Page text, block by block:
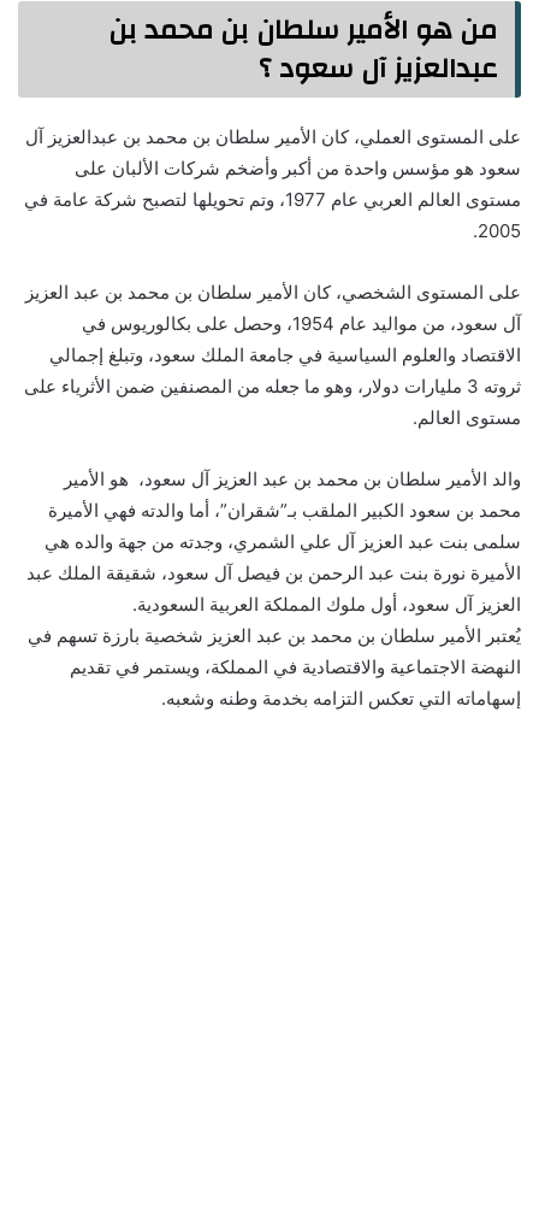
من هو الأمير سلطان بن محمد بن
عبدالعزيز آل سعود ؟
على المستوى العملي، كان الأمير سلطان بن محمد بن عبدالعزيز آل
سعود هو مؤسس واحدة من أكبر وأضخم شركات الألبان على
مستوى العالم العربي عام 1977، وتم تحويلها لتصبح شركة عامة في
2005.
على المستوى الشخصي، كان الأمير سلطان بن محمد بن عبد العزيز
آل سعود، من مواليد عام 1954، وحصل على بكالوريوس في
الاقتصاد والعلوم السياسية في جامعة الملك سعود، وتبلغ إجمالي
ثروته 3 مليارات دولار، وهو ما جعله من المصنفين ضمن الأثرياء على
مستوى العالم.
والد الأمير سلطان بن محمد بن عبد العزيز آل سعود، هو الأمير
محمد بن سعود الكبير الملقب بـ”شقران”، أما والدته فهي الأميرة
سلمى بنت عبد العزيز آل علي الشمري، وجدته من جهة والده هي
الأميرة نورة بنت عبد الرحمن بن فيصل آل سعود، شقيقة الملك عبد
العزيز آل سعود، أول ملوك المملكة العربية السعودية.
يُعتبر الأمير سلطان بن محمد بن عبد العزيز شخصية بارزة تسهم في
النهضة الاجتماعية والاقتصادية في المملكة، ويستمر في تقديم
إسهاماته التي تعكس التزامه بخدمة وطنه وشعبه.